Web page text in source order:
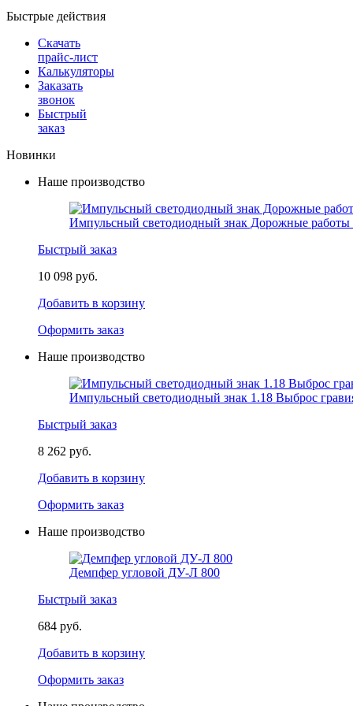
Быстрые действия
Скачать
прайс-лист
Калькуляторы
Заказать
звонок
Быстрый
заказ
Новинки
Наше производство
Импульсный светодиодный знак Дорожные работы
Быстрый заказ
10 098 руб.
Добавить в корзину
Оформить заказ
Наше производство
Импульсный светодиодный знак 1.18 Выброс
Быстрый заказ
8 262 руб.
Добавить в корзину
Оформить заказ
Наше производство
Демпфер угловой ДУ-Л 800
Быстрый заказ
684 руб.
Добавить в корзину
Оформить заказ